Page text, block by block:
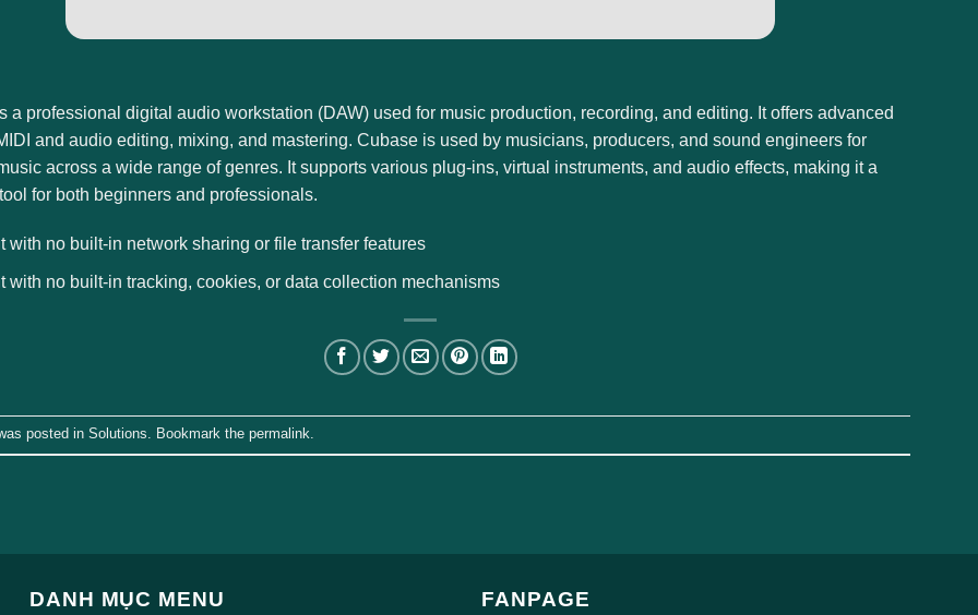
a professional digital audio workstation (DAW) used for music production, recording, and editing. It offers advanced
and audio editing, mixing, and mastering. Cubase is used by musicians, producers, and sound engineers for
across a wide range of genres. It supports various plug-ins, virtual instruments, and audio effects, making it a
for both beginners and professionals.
with no built-in network sharing or file transfer features
with no built-in tracking, cookies, or data collection mechanisms
posted in Solutions. Bookmark the permalink.
DANH MỤC MENU FANPAGE